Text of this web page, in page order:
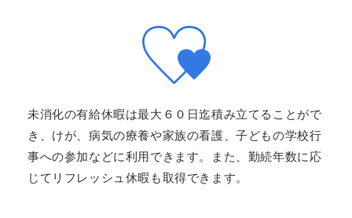
未消化の有給休暇は最大６０日迄積み立てることがで
き、けが、病気の療養や家族の看護、子どもの学校行
事への参加などに利用できます。また、勤続年数に応
じてリフレッシュ休暇も取得できます。